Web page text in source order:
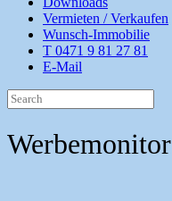
Vermieten / Verkaufen
Wunsch-Immobilie
T 0471 9 81 27 81
E-Mail
Werbemonitor